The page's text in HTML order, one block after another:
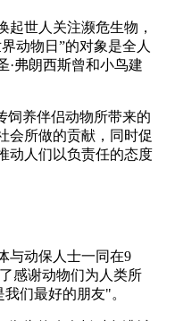
起世人关注濒危生物，
动物日”的对象是全人
·弗朗西斯曾和小鸟建
饲养伴侣动物所带来的
会所做的贡献，同时促
动人们以负责任的态度
与动保人士一同在9
感谢动物们为人类所
们最好的朋友"。